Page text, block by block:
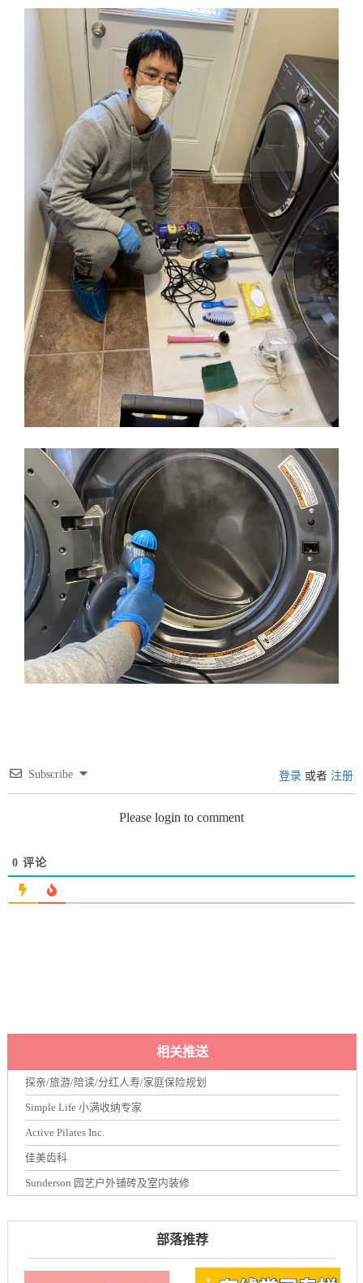
Subscribe 登录 或者 注册
Please login to comment
0 评论
相关推送
探亲/旅游/陪读/分红人寿/家庭保险规划
Simple Life 小满收纳专家
Active Pilates Inc.
佳美齿科
Sunderson 园艺户外铺砖及室内装修
部落推荐